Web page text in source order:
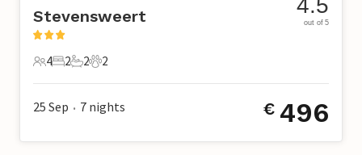
Stevensweert
4 Gäste
4
2 Schlafzimmer
2
2 Badezimmer
2
2 Haustiere
2
4.5
out of 5
25 Sep • 7 nights € 496